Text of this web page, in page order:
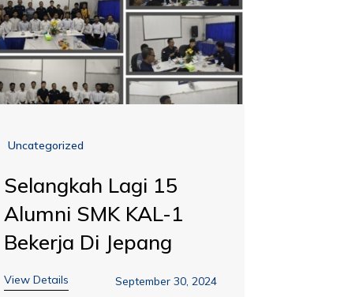
Uncategorized
Selangkah Lagi 15
Alumni SMK KAL-1
Bekerja Di Jepang
View Details September 30, 2024